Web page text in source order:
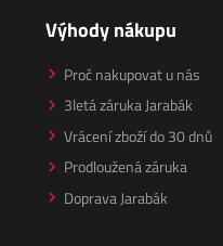
Výhody nákupu
Proč nakupovat u nás
3letá záruka Jarabák
Vrácení zboží do 30 dnů
Prodloužená záruka
Doprava Jarabák